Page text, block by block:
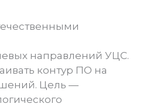
направлений УЦС.
контур ПО на
Цель —